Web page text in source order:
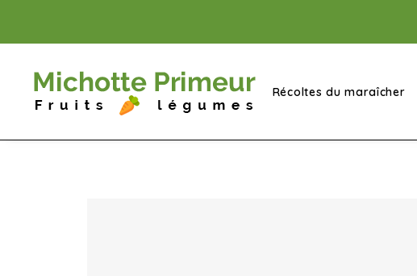
Récoltes du maraîcher